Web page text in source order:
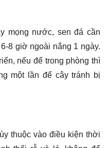
mọng nước, sen đá cần
8 giờ ngoài nắng 1 ngày.
nếu để trong phòng thì
một lần để cây tránh bị
thuộc vào điều kiện thời